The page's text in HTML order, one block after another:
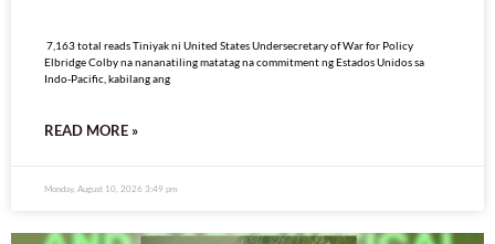
7,163 total reads Tiniyak ni United States Undersecretary of War for Policy
Elbridge Colby na nananatiling matatag na commitment ng Estados Unidos sa
Indo-Pacific, kabilang ang
READ MORE »
Monday, August 10, 2026 3:49 pm